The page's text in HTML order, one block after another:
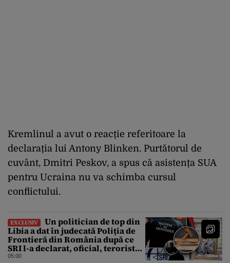
Kremlinul a avut o reacție referitoare la
declarația lui Antony Blinken. Purtătorul de
cuvânt, Dmitri Peskov, a spus că asistența SUA
pentru Ucraina nu va schimba cursul
conflictului.
EXCLUSIV
Un politician de top din
Libia a dat în judecată Poliția de
Frontieră din România după ce
SRI l-a declarat, oficial, terorist
ISIS
05:00